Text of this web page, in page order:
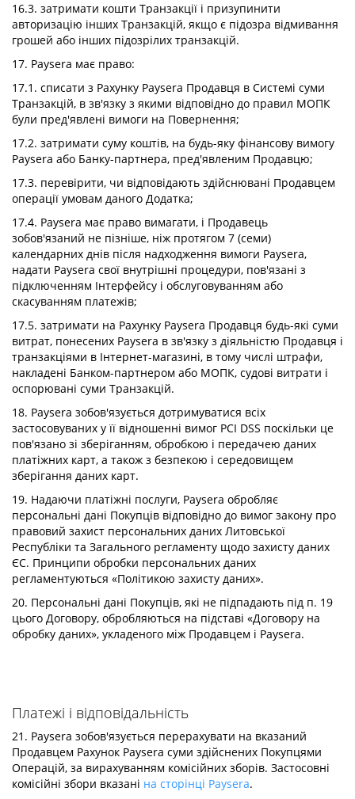
16.3. затримати кошти Транзакції і призупинити
авторизацію інших Транзакцій, якщо є підозра відмивання
грошей або інших підозрілих транзакцій.
17. Paysera має право:
17.1. списати з Рахунку Paysera Продавця в Системі суми
Транзакцій, в зв'язку з якими відповідно до правил МОПК
були пред'явлені вимоги на Повернення;
17.2. затримати суму коштів, на будь-яку фінансову вимогу
Paysera або Банку-партнера, пред'явленим Продавцю;
17.3. перевірити, чи відповідають здійснювані Продавцем
операції умовам даного Додатка;
17.4. Paysera має право вимагати, і Продавець
зобов'язаний не пізніше, ніж протягом 7 (семи)
календарних днів після надходження вимоги Paysera,
надати Paysera свої внутрішні процедури, пов'язані з
підключенням Інтерфейсу і обслуговуванням або
скасуванням платежів;
17.5. затримати на Рахунку Paysera Продавця будь-які суми
витрат, понесених Paysera в зв'язку з діяльністю Продавця і
транзакціями в Інтернет-магазині, в тому числі штрафи,
накладені Банком-партнером або МОПК, судові витрати і
оспорювані суми Транзакцій.
18. Paysera зобов'язується дотримуватися всіх
застосовуваних у її відношенні вимог PCI DSS поскільки це
пов'язано зі зберіганням, обробкою і передачею даних
платіжних карт, а також з безпекою і середовищем
зберігання даних карт.
19. Надаючи платіжні послуги, Paysera обробляє
персональні дані Покупців відповідно до вимог закону про
правовий захист персональних даних Литовської
Республіки та Загального регламенту щодо захисту даних
ЄС. Принципи обробки персональних даних
регламентуються «Політикою захисту даних».
20. Персональні дані Покупців, які не підпадають під п. 19
цього Договору, обробляються на підставі «Договору на
обробку даних», укладеного між Продавцем і Paysera.
Платежі і відповідальність
21. Paysera зобов'язується перерахувати на вказаний
Продавцем Рахунок Paysera суми здійснених Покупцями
Операцій, за вирахуванням комісійних зборів. Застосовні
комісійні збори вказані на сторінці Paysera.